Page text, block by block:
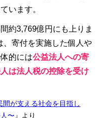
います。
約3,769億円にも上りま
、寄付を実施した個人や
的には公益法人への寄
は法人税の控除を受け
間が支える社会を目指し
〜 』より